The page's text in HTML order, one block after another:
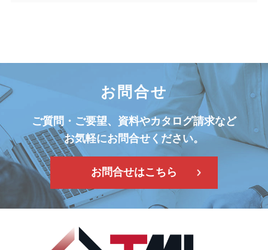
お問合せ
ご質問・ご要望、資料やカタログ請求など
お気軽にお問合せください。
お問合せはこちら